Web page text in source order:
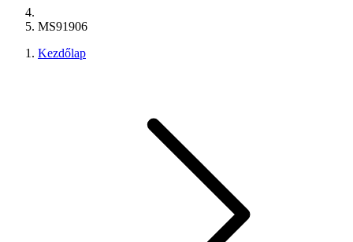
MS91906
Kezdőlap